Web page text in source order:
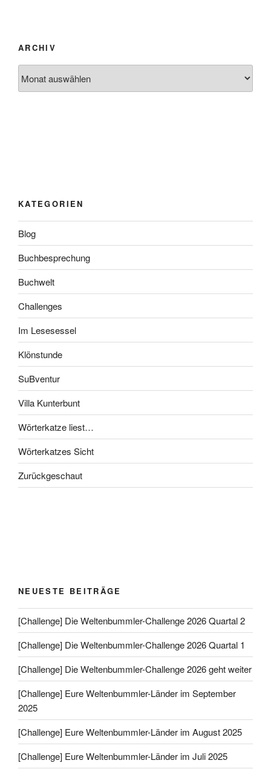
ARCHIV
KATEGORIEN
Blog
Buchbesprechung
Buchwelt
Challenges
Im Lesesessel
Klönstunde
SuBventur
Villa Kunterbunt
Wörterkatze liest…
Wörterkatzes Sicht
Zurückgeschaut
NEUESTE BEITRÄGE
[Challenge] Die Weltenbummler-Challenge 2026 Quartal 2
[Challenge] Die Weltenbummler-Challenge 2026 Quartal 1
[Challenge] Die Weltenbummler-Challenge 2026 geht weiter
[Challenge] Eure Weltenbummler-Länder im September
2025
[Challenge] Eure Weltenbummler-Länder im August 2025
[Challenge] Eure Weltenbummler-Länder im Juli 2025